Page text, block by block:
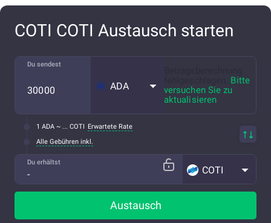
COTI COTI Austausch starten
Du sendest
ADA
Bitte
versuchen Sie zu
aktualisieren
1 ADA ~ ... COTI Erwartete Rate
Alle Gebühren inkl.
Du erhältst
COTI
Austausch